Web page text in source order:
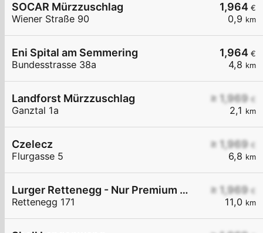
1,964 €
0,9 km
SOCAR Mürzzuschlag
Wiener Straße 90
1,964 €
4,8 km
Eni Spital am Semmering
Bundesstrasse 38a
≥ 1,969 €
2,1 km
Landforst Mürzzuschlag
Ganztal 1a
≥ 1,969 €
6,8 km
Czelecz
Flurgasse 5
≥ 1,969 €
11,0 km
Lurger Rettenegg - Nur Premium Diesel+ Euro Super 95
Rettenegg 171